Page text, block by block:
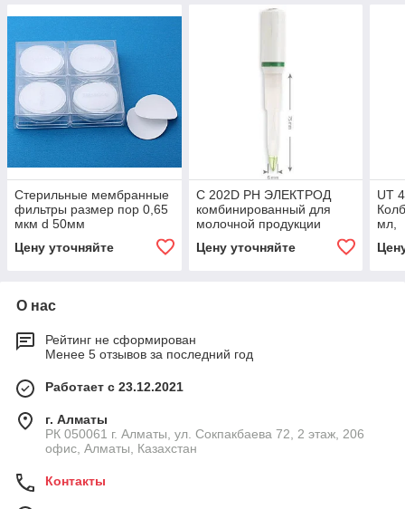
Стерильные мембранные
фильтры размер пор 0,65
мкм d 50мм
Цену уточняйте
C 202D PH ЭЛЕКТРОД
комбинированный для
молочной продукции
Цену уточняйте
UT
мл,
О нас
Рейтинг не сформирован
Менее 5 отзывов за последний год
Работает с 23.12.2021
г. Алматы
РК 050061 г. Алматы, ул. Сокпакбаева 72, 2 этаж, 206
офис, Алматы, Казахстан
Контакты